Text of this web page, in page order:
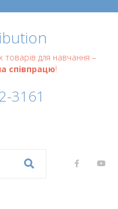
товарів для навчання –
співпрацю!
3161